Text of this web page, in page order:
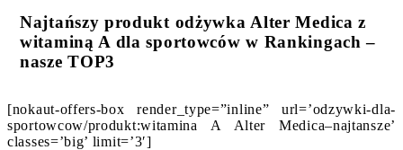
Najtańszy produkt odżywka Alter Medica z
witaminą A dla sportowców w Rankingach –
nasze TOP3
[nokaut-offers-box render_type=”inline” url=’odzywki-dla-
sportowcow/produkt:witamina A Alter Medica–najtansze’
classes=’big’ limit=’3′]